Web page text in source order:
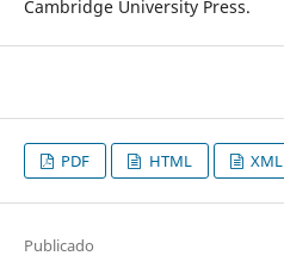
Cambridge University Press.
PDF HTML XML
Publicado